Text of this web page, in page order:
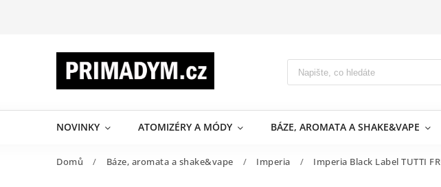
NOVINKY ATOMIZÉRY A MÓDY BÁZE, AROMATA A SHAKE&VAPE
Domů / Báze, aromata a shake&vape / Imperia / Imperia Black Label TUTTI